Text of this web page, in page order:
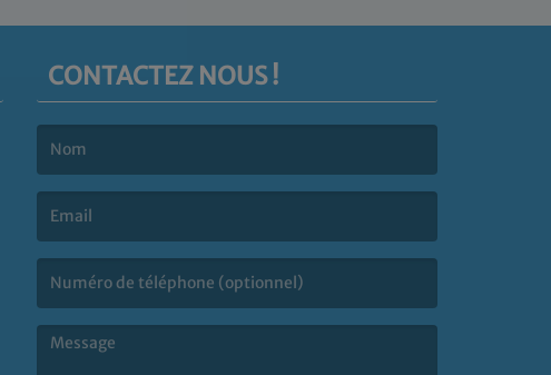
CONTACTEZ NOUS !